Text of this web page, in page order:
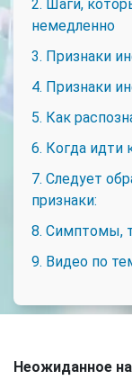
2. Шаги,
немедленно
3. Признаки
4. Признаки
5. Как
6. Когда идти
7. Следует
признаки:
8. Симптомы,
9. Видео по
Неожиданное